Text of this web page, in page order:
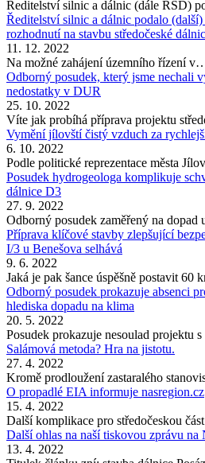
Ředitelství silnic a dálnic (dále ŘSD)
Ředitelství silnic a dálnic podalo
rozhodnutí na stavbu středočeské
11. 12. 2022
Na možné zahájení územního řízení
Odborný posudek, který jsme nechali
nedostatky v DUR
25. 10. 2022
Víte jak probíhá příprava projektu
Vymění jílovští čistý vzduch za
6. 10. 2022
Podle politické reprezentace města
Posudek hydrogeologa komplikuje
dálnice D3
27. 9. 2022
Odborný posudek zaměřený na
Příprava klíčové stavby zlepšující
I/3 u Benešova selhává
9. 6. 2022
Jaká je pak šance úspěšně postavit 60
Odborný posudek prokazuje absenci
hlediska dopadu na klima
20. 5. 2022
Posudek prokazuje nesoulad projektu
Salámová metoda? Hra na jistotu.
27. 4. 2022
Kromě prodloužení zastaralého
O propadlé EIA informuje nasregion.cz
15. 4. 2022
Další komplikace pro středočeskou
Další ohlas na naší tiskovou zprávu na
13. 4. 2022